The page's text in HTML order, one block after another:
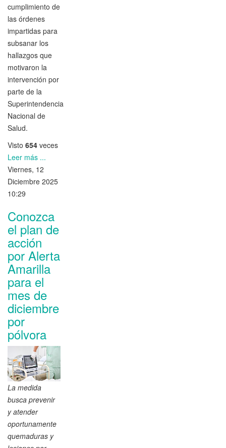
cumplimiento de
las órdenes
impartidas para
subsanar los
hallazgos que
motivaron la
intervención por
parte de la
Superintendencia
Nacional de
Salud.
Visto 654 veces
Leer más ...
Viernes, 12
Diciembre 2025
10:29
Conozca
el plan de
acción
por Alerta
Amarilla
para el
mes de
diciembre
por
pólvora
La medida
busca prevenir
y atender
oportunamente
quemaduras y